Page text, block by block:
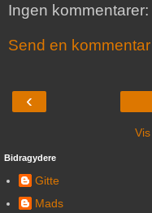
Ingen kommentarer:
Send en kommentar
‹
Bidragydere
Gitte
Mads